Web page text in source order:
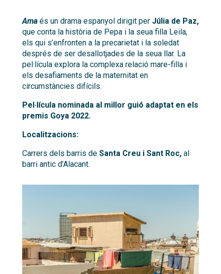
Ama és un drama espanyol dirigit perJúlia de Paz,
que conta la història de Pepa i la seua filla Leila,
els qui s’enfronten a la precarietat i la soledat
després de ser desallotjades de la seua llar. La
pel·lícula explora la complexa relació mare-filla i
els desafiaments de la maternitat en
circumstàncies difícils.
Pel·lícula nominada al millor guió adaptat en els
premis Goya 2022.
Localitzacions:
Carrers dels barris deSanta Creu i Sant Roc,al
barri antic d’Alacant.